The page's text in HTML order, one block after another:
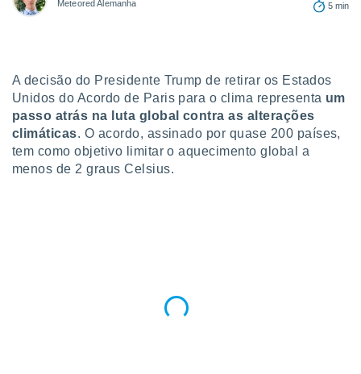
lhe
na nossa
e
Meteored Alemanha
5 min
A decisão do Presidente Trump de retirar os Estados
Unidos do Acordo de Paris para o clima representa um
passo atrás na luta global contra as alterações
climáticas. O acordo, assinado por quase 200 países,
tem como objetivo limitar o aquecimento global a
menos de 2 graus Celsius.